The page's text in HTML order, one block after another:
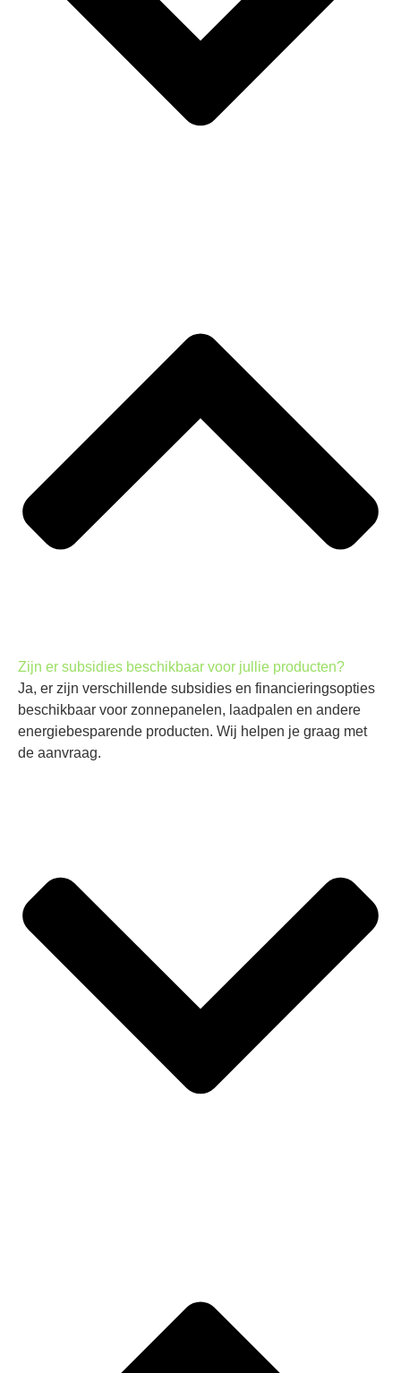
Zijn er subsidies beschikbaar voor jullie producten?
Ja, er zijn verschillende subsidies en financieringsopties
beschikbaar voor zonnepanelen, laadpalen en andere
energiebesparende producten. Wij helpen je graag met
de aanvraag.